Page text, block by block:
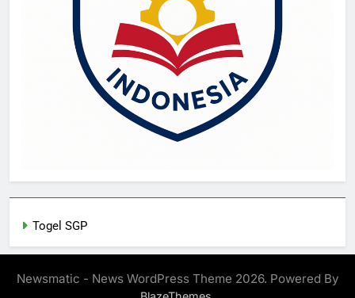
Togel SGP
Newsmatic - News WordPress Theme 2026. Powered By